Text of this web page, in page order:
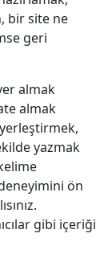
bir site ne
geri
almak
almak
yazmak
ön
gibi içeriği